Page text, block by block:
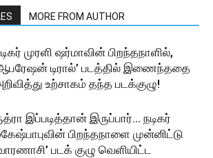
MORE FROM AUTHOR
முரளி ஷர்மாவின் பிறந்தநாளில்,
டிரால்’ படத்தில் இணைந்ததை
உற்சாகம் தந்த படக்குழு!
இப்படித்தான் இருப்பார்… நடிகர்
பிறந்தநாளை முன்னிட்டு
படக் குழு வெளியிட்ட